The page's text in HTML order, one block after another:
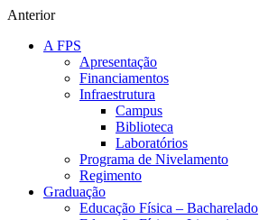
Anterior
A FPS
Apresentação
Financiamentos
Infraestrutura
Campus
Biblioteca
Laboratórios
Programa de Nivelamento
Regimento
Graduação
Educação Física – Bacharelado